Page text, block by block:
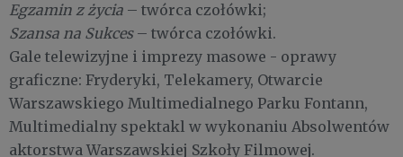
Egzamin z życia – twórca czołówki;
Szansa na Sukces– twórca czołówki.
Gale telewizyjne i imprezy masowe - oprawy
graficzne: Fryderyki, Telekamery, Otwarcie
Warszawskiego Multimedialnego Parku Fontann,
Multimedialny spektakl w wykonaniu Absolwentów
aktorstwa Warszawskiej Szkoły Filmowej.